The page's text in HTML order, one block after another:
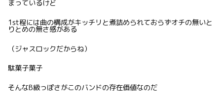
まっているけど
1st程には曲の構成がキッチリと煮詰められておらずオチの無いと
りとめの無さ感がある
（ジャスロックだからね）
駄菓子菓子
そんなB級っぽさがこのバンドの存在価値なのだ